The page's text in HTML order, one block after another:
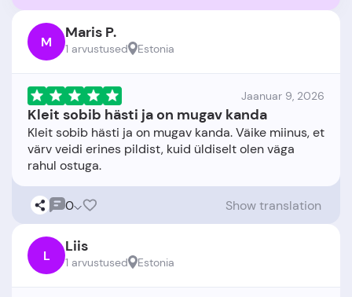
M Maris P.
1 arvustused Estonia
Jaanuar 9, 2026
Kleit sobib hästi ja on mugav kanda
Kleit sobib hästi ja on mugav kanda. Väike miinus, et
värv veidi erines pildist, kuid üldiselt olen väga
0 Show translation
L Liis
1 arvustused Estonia